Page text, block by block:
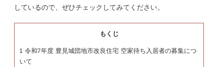
しているので、ぜひチェックしてみてください。
もくじ
1 令和7年度 豊見城団地市改良住宅 空家待ち入居者の募集につ
いて